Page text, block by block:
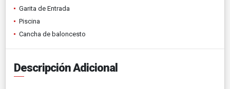
Garita de Entrada
Piscina
Cancha de baloncesto
Descripción Adicional